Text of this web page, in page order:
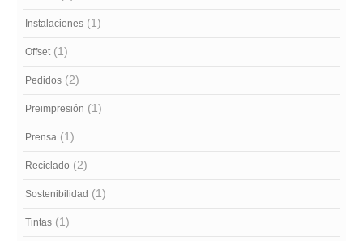
Instalaciones (1)
Offset (1)
Pedidos (2)
Preimpresión (1)
Prensa (1)
Reciclado (2)
Sostenibilidad (1)
Tintas (1)